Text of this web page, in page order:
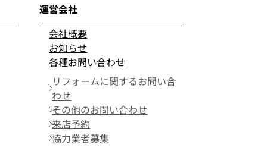
運営会社
会社概要
お知らせ
各種お問い合わせ
リフォームに関するお問い合
わせ
その他のお問い合わせ
来店予約
協力業者募集